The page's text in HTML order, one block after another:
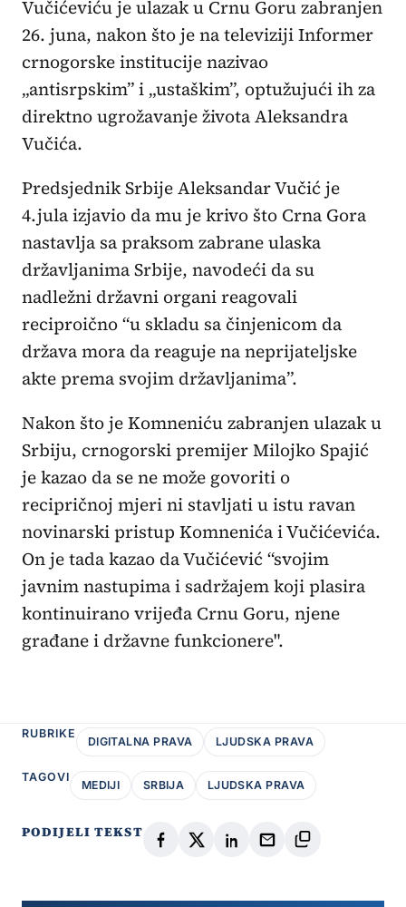
Vučićeviću je ulazak u Crnu Goru zabranjen
26. juna, nakon što je na televiziji Informer
crnogorske institucije nazivao
„antisrpskim” i „ustaškim”, optužujući ih za
direktno ugrožavanje života Aleksandra
Vučića.
Predsjednik Srbije Aleksandar Vučić je
4.jula izjavio da mu je krivo što Crna Gora
nastavlja sa praksom zabrane ulaska
državljanima Srbije, navodeći da su
nadležni državni organi reagovali
reciproično “u skladu sa činjenicom da
država mora da reaguje na neprijateljske
akte prema svojim državljanima”.
Nakon što je Komneniću zabranjen ulazak u
Srbiju, crnogorski premijer Milojko Spajić
je kazao da se ne može govoriti o
recipričnoj mjeri ni stavljati u istu ravan
novinarski pristup Komnenića i Vučićevića.
On je tada kazao da Vučićević “svojim
javnim nastupima i sadržajem koji plasira
kontinuirano vrijeđa Crnu Goru, njene
građane i državne funkcionere".
RUBRIKE
DIGITALNA PRAVA LJUDSKA PRAVA
TAGOVI
MEDIJI SRBIJA LJUDSKA PRAVA
PODIJELI TEKST